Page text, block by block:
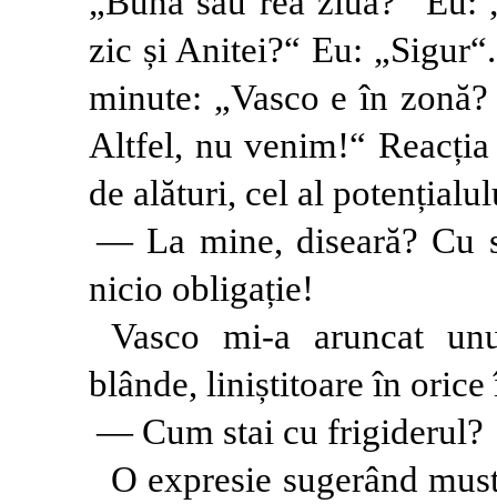
zic și Anitei?“ Eu:
minute: „Vasco e în
Altfel, nu venim!“
de alături, cel al
— La mine, diseară? Cu
nicio obligație!
Vasco mi-a aruncat
blânde, liniștitoare în
— Cum stai cu frigiderul?
O expresie sugerând